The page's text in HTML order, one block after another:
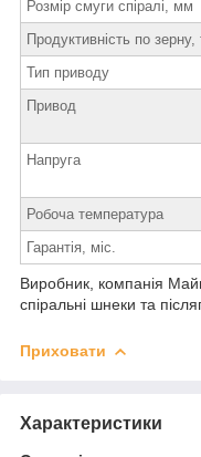
Розмір смуги спіралі, мм
Продуктивність по зерну,
Тип приводу
Привод
Напруга
Робоча температура
Гарантія, міс.
Виробник, компанія
спіральні шнеки та
Приховати
Характеристики